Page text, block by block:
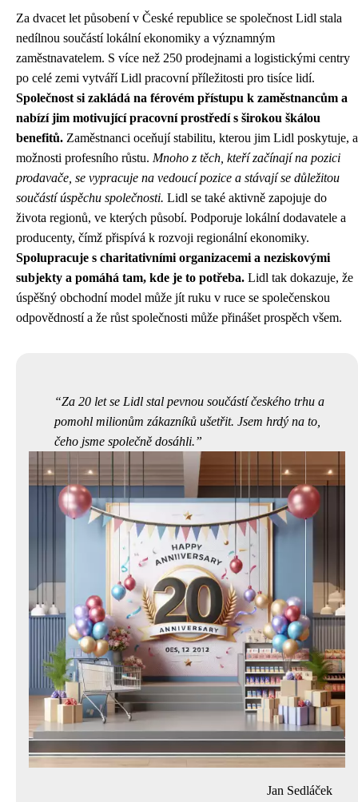
Za dvacet let působení v České republice se společnost Lidl stala
nedílnou součástí lokální ekonomiky a významným
zaměstnavatelem. S více než 250 prodejnami a logistickými centry
po celé zemi vytváří Lidl pracovní příležitosti pro tisíce lidí.
Společnost si zakládá na férovém přístupu k zaměstnancům a
nabízí jim motivující pracovní prostředí s širokou škálou
benefitů. Zaměstnanci oceňují stabilitu, kterou jim Lidl poskytuje, a
možnosti profesního růstu. Mnoho z těch, kteří začínají na pozici
prodavače, se vypracuje na vedoucí pozice a stávají se důležitou
součástí úspěchu společnosti. Lidl se také aktivně zapojuje do
života regionů, ve kterých působí. Podporuje lokální dodavatele a
producenty, čímž přispívá k rozvoji regionální ekonomiky.
Spolupracuje s charitativními organizacemi a neziskovými
subjekty a pomáhá tam, kde je to potřeba. Lidl tak dokazuje, že
úspěšný obchodní model může jít ruku v ruce se společenskou
odpovědností a že růst společnosti může přinášet prospěch všem.
Za 20 let se Lidl stal pevnou součástí českého trhu a
pomohl milionům zákazníků ušetřit. Jsem hrdý na to,
čeho jsme společně dosáhli.
Jan Sedláček